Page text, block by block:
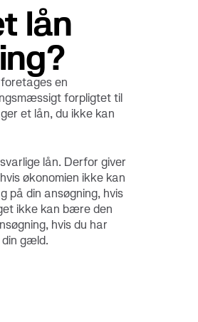
lån
en
forpligtet til
et lån, du ikke kan
lån. Derfor giver
økonomien ikke kan
på din ansøgning, hvis
ikke kan bære den
hvis du har
din gæld.